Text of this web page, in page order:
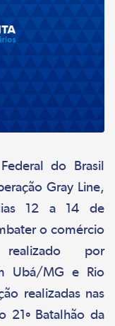
do Brasil
Gray Line,
12 a 14 de
o comércio
por
Ubá/MG e Rio
realizadas nas
21º Batalhão da